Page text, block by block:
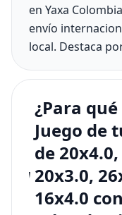
en Yaxa
envío
local. Destaca
¿Para
Juego de
de
20x3.0,
16x4.0